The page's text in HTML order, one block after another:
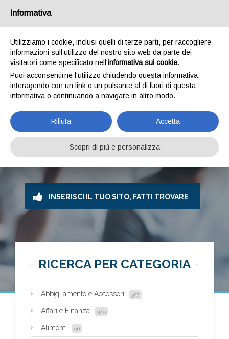
AZIENDE GRATIS
Inserisci il tuo sito web e aumenta la popolarità sui
motori di ricerca!Questa directory permette i visitatori
di trovare e raggiungere gratuitamente le migliori
INSERISCI IL TUO SITO, FATTI TROVARE
RICERCA PER CATEGORIA
Abbigliamento e Accessori 327
Affari e Finanza 349
Alimenti 90
Informativa
Utilizziamo i cookie, inclusi quelli di terze parti, per raccogliere
informazioni sull’utilizzo del nostro sito web da parte dei
visitatori come specificato nell'informativa sui cookie.
Puoi acconsentirne l'utilizzo chiudendo questa informativa,
interagendo con un link o un pulsante al di fuori di questa
informativa o continuando a navigare in altro modo.
Rifiuta Accetta
Scopri di più e personalizza